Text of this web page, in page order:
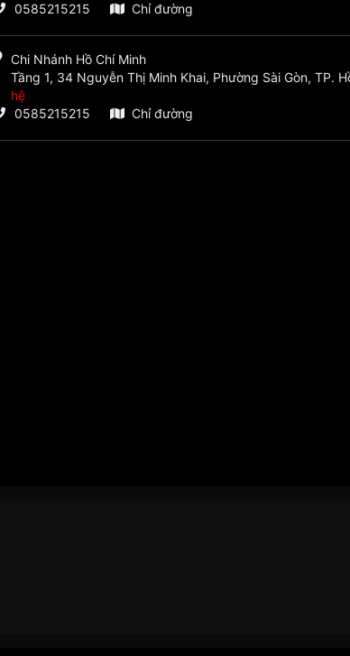
0585215215
Chỉ đường
Chi Nhánh Hồ Chí Minh
Tầng 1, 34 Nguyễn Thị Minh Khai, Phường Sài Gòn, TP.
hệ
0585215215
Chỉ đường